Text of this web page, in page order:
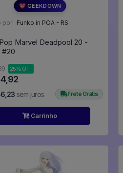
💖 GEEKDOWN
por: Funko in POA - RS
Marvel Deadpool 20 -
Marvel #20
25% OFF
sem juros Frete Grátis
Carrinho